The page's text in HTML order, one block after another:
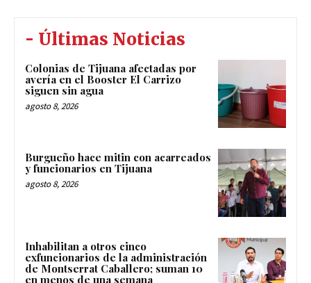
- Últimas Noticias
Colonias de Tijuana afectadas por
avería en el Booster El Carrizo
siguen sin agua
agosto 8, 2026
Burgueño hace mitin con acarreados
y funcionarios en Tijuana
agosto 8, 2026
Inhabilitan a otros cinco
exfuncionarios de la administración
de Montserrat Caballero; suman 10
en menos de una semana